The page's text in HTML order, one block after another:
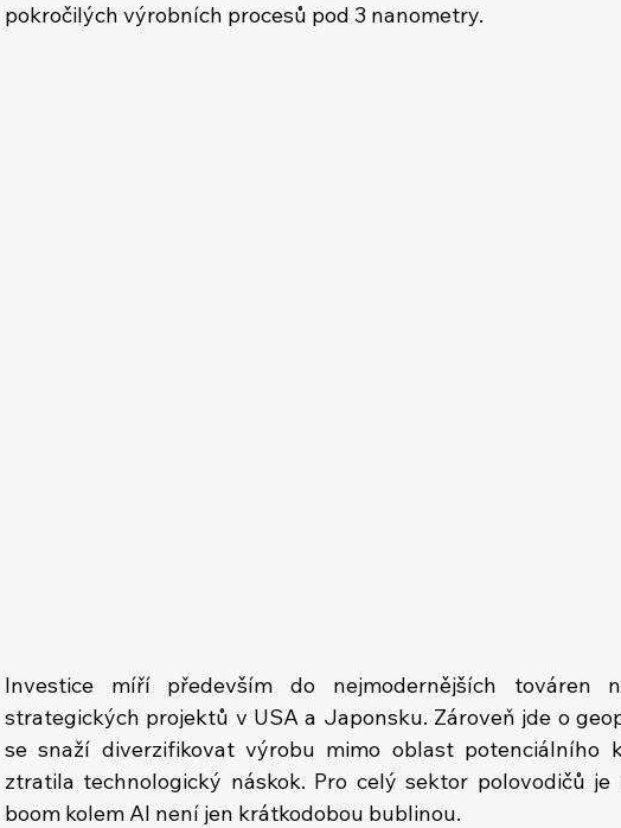
pokročilých výrobních procesů pod 3 nanometry.
Investice míří především do nejmodernějších továren
strategických projektů v USA a Japonsku. Zároveň jde o
se snaží diverzifikovat výrobu mimo oblast potenciálního
ztratila technologický náskok. Pro celý sektor polovodičů
boom kolem AI není jen krátkodobou bublinou.